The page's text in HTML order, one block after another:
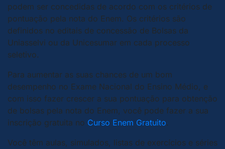
podem ser concedidas de acordo com os critérios de
pontuação pela nota do Enem. Os critérios são
definidos no editais de concessão de Bolsas da
Uniasselvi ou da Unicesumar em cada processo
seletivo.
Para aumentar as suas chances de um bom
desempenho no Exame Nacional do Ensino Médio, e
com isso fazer crescer a sua pontuação para obtenção
de bolsas pela nota do Enem, você pode fazer a sua
inscrição gratuita no Curso Enem Gratuito.
Você têm aulas, simulados, listas de exercícios e séries